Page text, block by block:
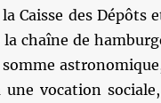
Caisse des Dépôts
la chaîne de
une vocation